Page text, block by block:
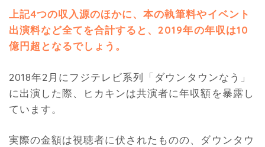
上記4つの収入源のほかに、本の執筆料やイベント
出演料など全てを合計すると、2019年の年収は10
億円超となるでしょう。
2018年2月にフジテレビ系列「ダウンタウンなう」
に出演した際、ヒカキンは共演者に年収額を暴露し
ています。
実際の金額は視聴者に伏されたものの、ダウンタウ